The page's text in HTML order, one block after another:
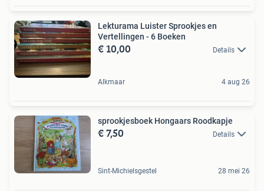
Lekturama Luister Sprookjes en
Vertellingen - 6 Boeken
€ 10,00 Details
Alkmaar 4 aug 26
sprookjesboek Hongaars Roodkapje
€ 7,50 Details
Sint-Michielsgestel 28 mei 26